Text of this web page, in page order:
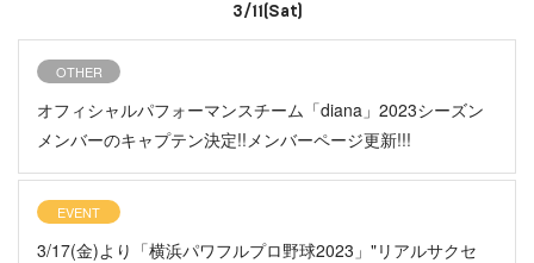
3/11(Sat)
OTHER
オフィシャルパフォーマンスチーム「diana」2023シーズン
メンバーのキャプテン決定!!メンバーページ更新!!!
EVENT
3/17(金)より「横浜パワフルプロ野球2023」"リアルサクセ